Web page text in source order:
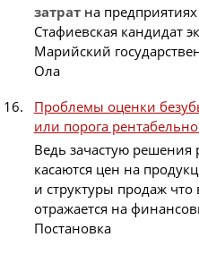
затратна
Стафиевская кандидат
Марийский
Ола
Проблемы оценки
или порога
Ведь зачастую решения
касаются цен на
и структуры продаж
отражается на
Постановка